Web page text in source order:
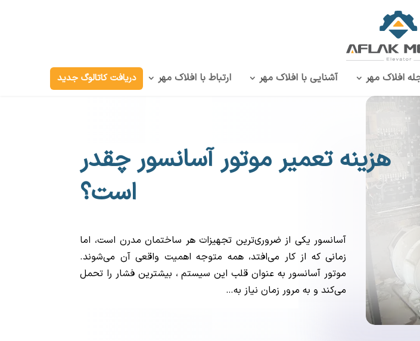
افلاک مهر آشنایی با افلاک مهر ارتباط با افلاک مهر دریافت کاتالوگ جدید
هزینه تعمیر موتور آسانسور چقدر
است؟
آسانسور یکی از ضروری‌ترین تجهیزات هر ساختمان مدرن است، اما
زمانی که از کار می‌افتد، همه متوجه اهمیت واقعی آن می‌شوند.
موتور آسانسور به عنوان قلب این سیستم ، بیشترین فشار را تحمل
می‌کند و به مرور زمان نیاز به…